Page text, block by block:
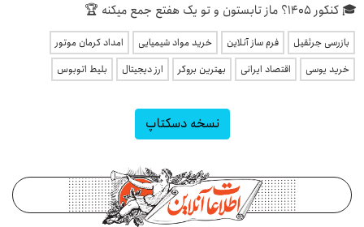
🎓 کنکور ۱۴۰5؟ ماز تابستون و تو یک هفتع جمع میکنه 🏆
بازرسی جرثقیل فرم ساز آنلاین خرید مواد شیمیایی
امداد کرمان موتور
خرید یوسی
اقتصاد ایرانی بهترین بروکر ارز دیجیتال بلیط اتوبوس
نسخه دسکتاپ